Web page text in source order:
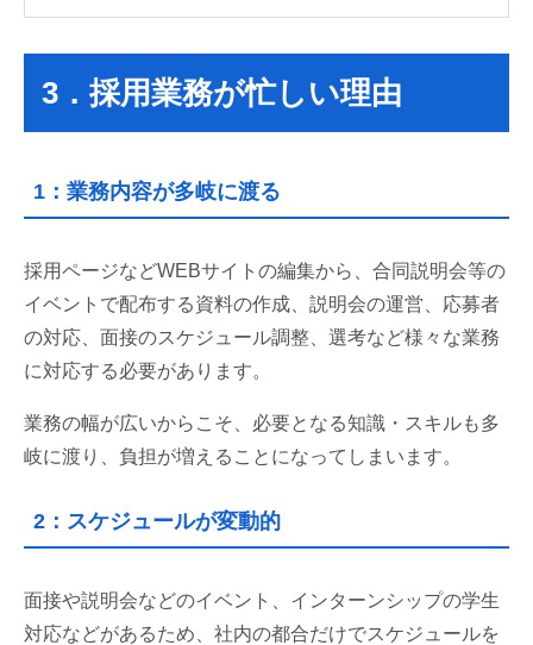
3．採用業務が忙しい理由
1：業務内容が多岐に渡る
採用ページなどWEBサイトの編集から、合同説明会等の
イベントで配布する資料の作成、説明会の運営、応募者
の対応、面接のスケジュール調整、選考など様々な業務
に対応する必要があります。
業務の幅が広いからこそ、必要となる知識・スキルも多
岐に渡り、負担が増えることになってしまいます。
2：スケジュールが変動的
面接や説明会などのイベント、インターンシップの学生
対応などがあるため、社内の都合だけでスケジュールを